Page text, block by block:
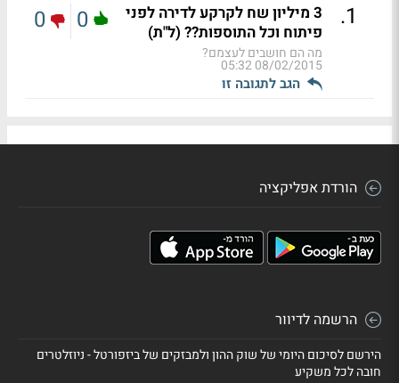
1
.
3 מיליון שח לקרקע לדירה לפני
פיתוח וכל התוספות?? (ל"ת)
מה הם חושבים לעצמם?
08/02/2015 05:32
הגב לתגובה זו
0
0
הורדת אפליקציה
הרשמה לדיוור
הירשם לסיכום היומי של שוק ההון ולמבזקים של ביזפורטל - ניוזלטרים
חובה לכל משקיע